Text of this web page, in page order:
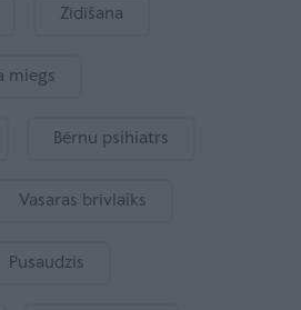
Zīdīšana
miegs
Bērnu psihiatrs
Vasaras brīvlaiks
Pusaudzis